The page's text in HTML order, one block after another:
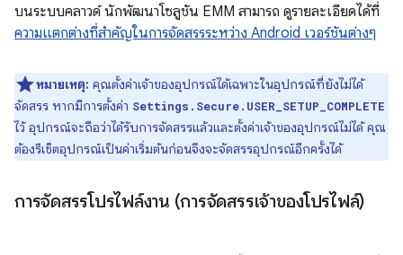
บนระบบคลาวด์ นักพัฒนาโซลูชัน EMM สามารถ ดูรายละเอียดได้ที่
ความแตกต่างที่สำคัญในการจัดสรรระหว่าง Android เวอร์ชันต่างๆ
หมายเหตุ: คุณตั้งค่าเจ้าของอุปกรณ์ได้เฉพาะในอุปกรณ์ที่ยังไม่ได้
จัดสรร หากมีการตั้งค่า Settings.Secure.USER_SETUP_COMPLETE
ไว้ อุปกรณ์จะถือว่าได้รับการจัดสรรแล้วและตั้งค่าเจ้าของอุปกรณ์ไม่ได้ คุณ
ต้องรีเซ็ตอุปกรณ์เป็นค่าเริ่มต้นก่อนจึงจะจัดสรรอุปกรณ์อีกครั้งได้
การจัดสรรโปรไฟล์งาน (การจัดสรรเจ้าของโปรไฟล์)